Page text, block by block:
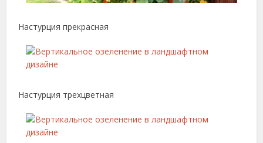
Настурция прекрасная
Настурция трехцветная